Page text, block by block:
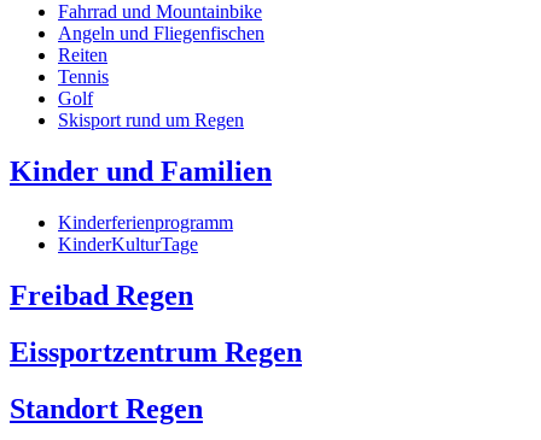
Fahrrad und Mountainbike
Angeln und Fliegenfischen
Reiten
Tennis
Golf
Skisport rund um Regen
Kinder und Familien
Kinderferienprogramm
KinderKulturTage
Freibad Regen
Eissportzentrum Regen
Standort Regen